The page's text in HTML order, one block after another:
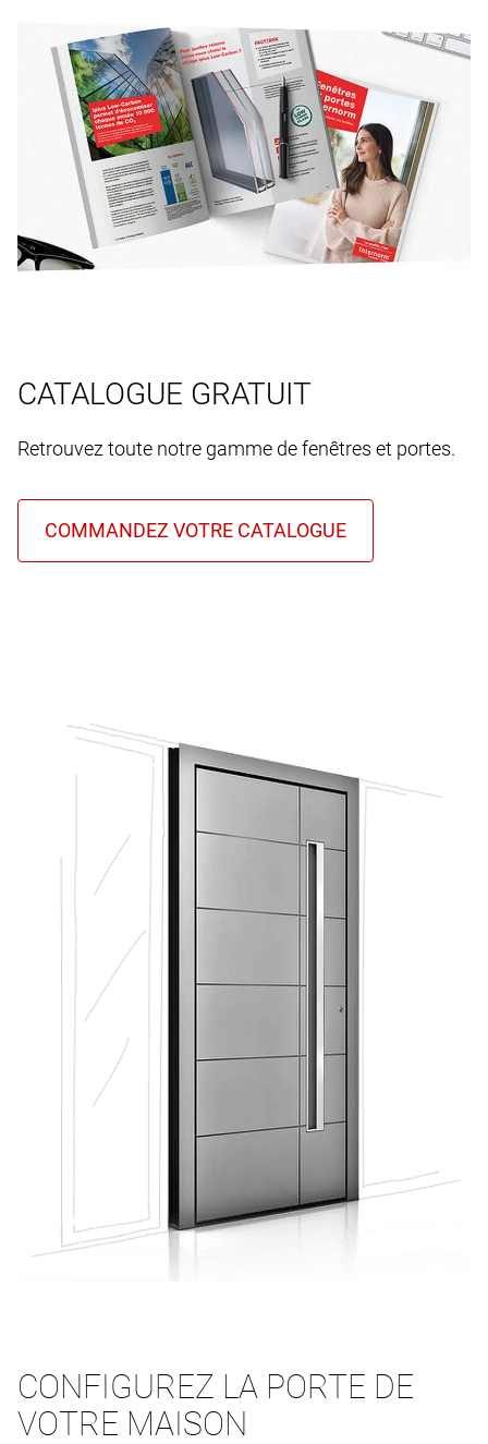
CATALOGUE GRATUIT
Retrouvez toute notre gamme de fenêtres et portes.
CONFIGUREZ LA PORTE DE
VOTRE MAISON